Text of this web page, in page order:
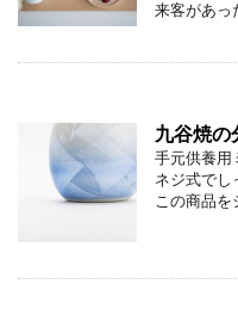
来客があっ
九谷焼
手元供養用
ネジ式でし
この商品を